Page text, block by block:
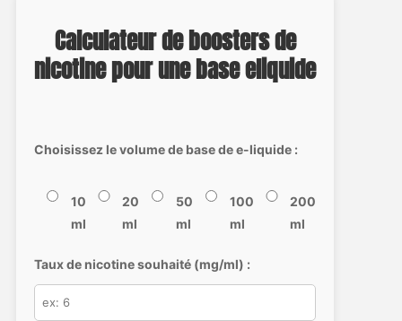
Calculateur de boosters de
nicotine pour une base eliquide
Choisissez le volume de base de e-liquide :
10
ml
20
ml
50
ml
100
ml
200
ml
Taux de nicotine souhaité (mg/ml) :